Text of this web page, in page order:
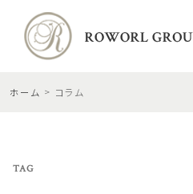
ホーム コラム
TAG